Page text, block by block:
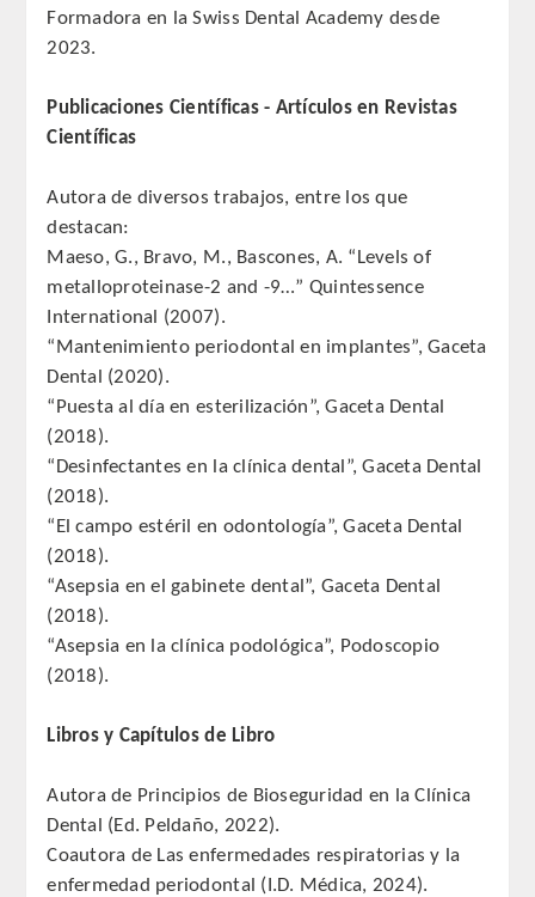
Actividades realizadas
PUBLICACIONES
DICCIONARIO ODONTOLÓGICO
ANALES
Números anteriores
APERTURA DE CURSO
MONOGRAFÍAS
NEWSLETTER EXTRAORDINARIA
Formadora en la Swiss Dental Academy desde
2023.
Publicaciones Científicas - Artículos en Revistas
Científicas
Autora de diversos trabajos, entre los que
destacan:
Maeso, G., Bravo, M., Bascones, A. “Levels of
metalloproteinase-2 and -9…” Quintessence
International (2007).
“Mantenimiento periodontal en implantes”, Gaceta
Dental (2020).
“Puesta al día en esterilización”, Gaceta Dental
(2018).
“Desinfectantes en la clínica dental”, Gaceta Dental
(2018).
“El campo estéril en odontología”, Gaceta Dental
(2018).
“Asepsia en el gabinete dental”, Gaceta Dental
(2018).
“Asepsia en la clínica podológica”, Podoscopio
(2018).
Libros y Capítulos de Libro
Autora de Principios de Bioseguridad en la Clínica
Dental (Ed. Peldaño, 2022).
Coautora de Las enfermedades respiratorias y la
enfermedad periodontal (I.D. Médica, 2024).